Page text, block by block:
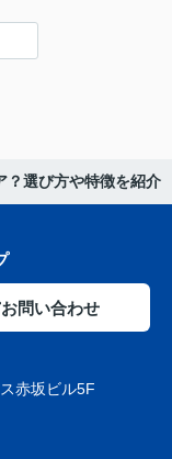
？選び方や特徴を紹介
お問い合わせ
赤坂ビル5F